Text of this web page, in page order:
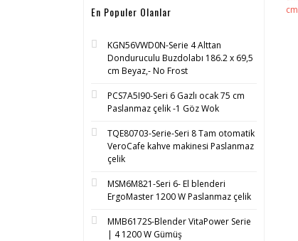
En Populer Olanlar
KGN56VWD0N-Serie 4 Alttan
Donduruculu Buzdolabı 186.2 x 69,5
cm Beyaz,- No Frost
PCS7A5I90-Seri 6 Gazlı ocak 75 cm
Paslanmaz çelik -1 Göz Wok
TQE80703-Serie-Seri 8 Tam otomatik
VeroCafe kahve makinesi Paslanmaz
çelik
MSM6M821-Seri 6- El blenderi
ErgoMaster 1200 W Paslanmaz çelik
MMB6172S-Blender VitaPower Serie
| 4 1200 W Gümüş